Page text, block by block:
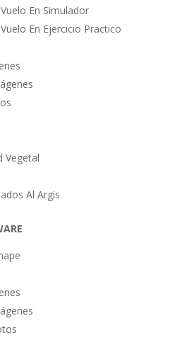
En Simulador
En Ejercicio Practico
Vegetal
Al Argis